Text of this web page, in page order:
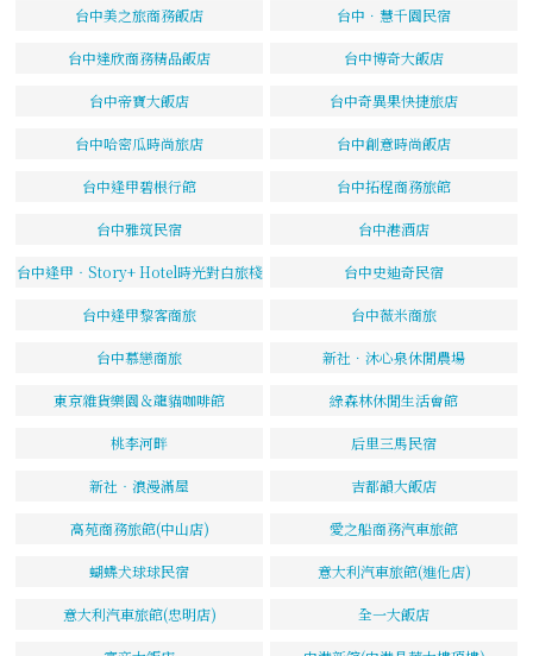
台中美之旅商務飯店 台中．慧千園民宿
台中達欣商務精品飯店 台中博奇大飯店
台中帝寶大飯店 台中奇異果快捷旅店
台中哈密瓜時尚旅店 台中創意時尚飯店
台中逢甲碧根行館 台中拓程商務旅館
台中雅筑民宿 台中港酒店
台中逢甲‧Story+ Hotel時光對白旅棧 台中史迪奇民宿
台中逢甲黎客商旅 台中薇米商旅
台中慕戀商旅 新社．沐心泉休閒農場
東京雜貨樂園＆龍貓咖啡館 綠森林休閒生活會館
桃李河畔 后里三馬民宿
新社‧浪漫滿屋 吉都韻大飯店
高苑商務旅館(中山店) 愛之船商務汽車旅館
蝴蝶犬球球民宿 意大利汽車旅館(進化店)
意大利汽車旅館(忠明店) 全一大飯店